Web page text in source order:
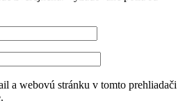
a webovú stránku v tomto prehliadači